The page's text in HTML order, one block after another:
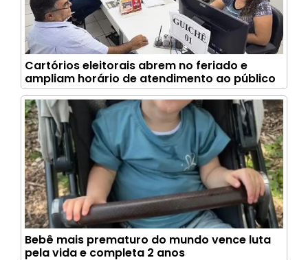
Cartórios eleitorais abrem no feriado e
ampliam horário de atendimento ao público
Bebê mais prematuro do mundo vence luta
pela vida e completa 2 anos